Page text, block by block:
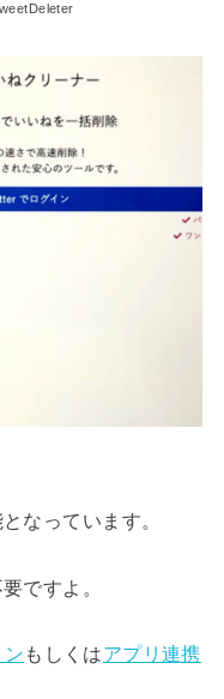
なっています。
ですよ。
ン もしくはアプリ連携